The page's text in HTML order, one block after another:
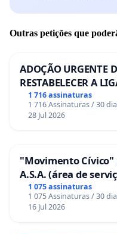
Outras petições que
ADOÇÃO URGENTE
RESTABELECER A
1 716 assinaturas
1 716 Assinaturas / 30
28 Jul 2026
"Movimento Cívico"
A.S.A. (área de
Coimbra
1 075 assinaturas
1 075 Assinaturas / 30
16 Jul 2026